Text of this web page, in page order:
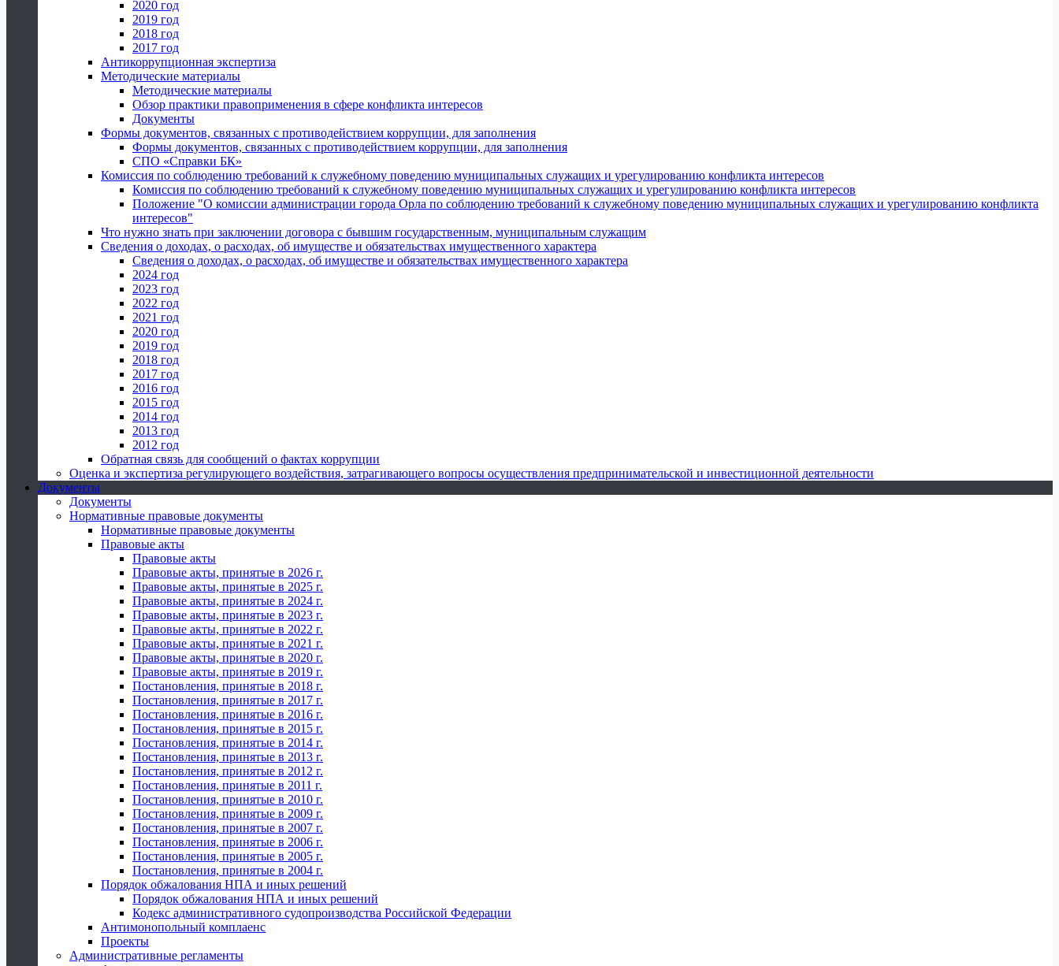
2020 год
2019 год
2018 год
2017 год
Антикоррупционная экспертиза
Методические материалы
Методические материалы
Обзор практики правоприменения в сфере конфликта интересов
Документы
Формы документов, связанных с противодействием коррупции, для заполнения
Формы документов, связанных с противодействием коррупции, для заполнения
СПО «Справки БК»
Комиссия по соблюдению требований к служебному поведению муниципальных служащих и урегулированию конфликта интересов
Комиссия по соблюдению требований к служебному поведению муниципальных служащих и урегулированию конфликта интересов
Положение "О комиссии администрации города Орла по соблюдению требований к служебному поведению муниципальных служащих и урегулированию конфликта
интересов"
Что нужно знать при заключении договора с бывшим государственным, муниципальным служащим
Сведения о доходах, о расходах, об имуществе и обязательствах имущественного характера
Сведения о доходах, о расходах, об имуществе и обязательствах имущественного характера
2024 год
2023 год
2022 год
2021 год
2020 год
2019 год
2018 год
2017 год
2016 год
2015 год
2014 год
2013 год
2012 год
Обратная связь для сообщений о фактах коррупции
Оценка и экспертиза регулирующего воздействия, затрагивающего вопросы осуществления предпринимательской и инвестиционной деятельности
Документы
Документы
Нормативные правовые документы
Нормативные правовые документы
Правовые акты
Правовые акты
Правовые акты, принятые в 2026 г.
Правовые акты, принятые в 2025 г.
Правовые акты, принятые в 2024 г.
Правовые акты, принятые в 2023 г.
Правовые акты, принятые в 2022 г.
Правовые акты, принятые в 2021 г.
Правовые акты, принятые в 2020 г.
Правовые акты, принятые в 2019 г.
Постановления, принятые в 2018 г.
Постановления, принятые в 2017 г.
Постановления, принятые в 2016 г.
Постановления, принятые в 2015 г.
Постановления, принятые в 2014 г.
Постановления, принятые в 2013 г.
Постановления, принятые в 2012 г.
Постановления, принятые в 2011 г.
Постановления, принятые в 2010 г.
Постановления, принятые в 2009 г.
Постановления, принятые в 2007 г.
Постановления, принятые в 2006 г.
Постановления, принятые в 2005 г.
Постановления, принятые в 2004 г.
Порядок обжалования НПА и иных решений
Порядок обжалования НПА и иных решений
Кодекс административного судопроизводства Российской Федерации
Антимонопольный комплаенс
Проекты
Административные регламенты